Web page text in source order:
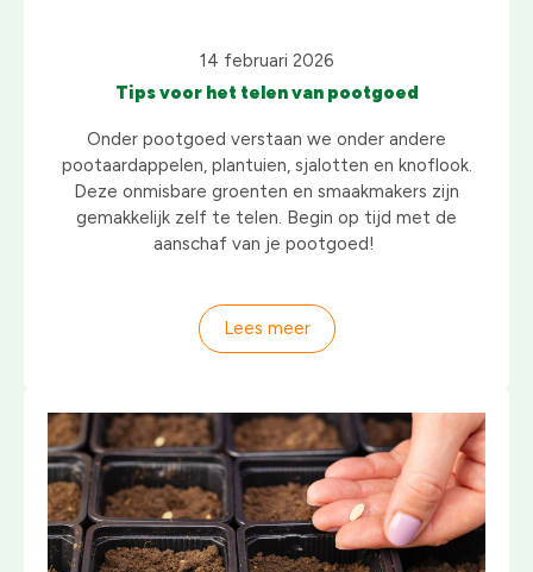
14 februari 2026
Tips voor het telen van pootgoed
Onder pootgoed verstaan we onder andere
pootaardappelen, plantuien, sjalotten en knoflook.
Deze onmisbare groenten en smaakmakers zijn
gemakkelijk zelf te telen. Begin op tijd met de
aanschaf van je pootgoed!
Lees meer